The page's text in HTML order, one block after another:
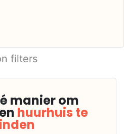
filters
manier om
huurhuis te